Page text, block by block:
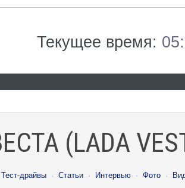
Текущее время:
(LADA
Тест-драйвы · Статьи · Интервью · Фото ·